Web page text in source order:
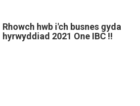
Rhowch hwb i'ch busnes gyda
hyrwyddiad 2021 One IBC !!